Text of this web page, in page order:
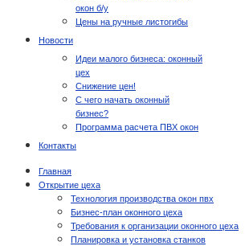
окон б/у
Цены на ручные листогибы
Новости
Идеи малого бизнеса: оконный
цех
Снижение цен!
С чего начать оконный
бизнес?
Программа расчета ПВХ окон
Контакты
Главная
Открытие цеха
Технология производства окон пвх
Бизнес-план оконного цеха
Требования к организации оконного цеха
Планировка и установка станков